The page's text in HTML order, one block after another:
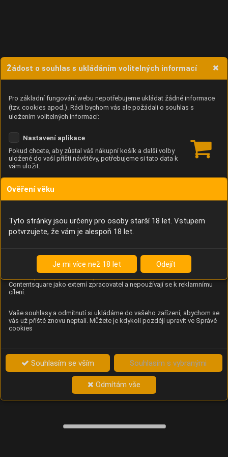
Žádost o souhlas s ukládáním volitelných informací
Pro základní fungování webu nepotřebujeme ukládat žádné informace
(tzv. cookies apod.). Rádi bychom vás ale požádali o souhlas s
uložením volitelných informací:
Nastavení aplikace
Pokud chcete, aby zůstal váš nákupní košík a další volby
uložené do vaší příští návštěvy, potřebujeme si tato data k
vám uložit.
Anonymní unikátní ID
Díky němu příště poznáme, že se jedná o stejné zařízení, a
Identifikátor je zcela anonymní.
Analýza chování návštěvníků na webu (pohyb kurzoru,
kliknutí, procházení stránek a heatmapy), která
provozovateli e-shopu Betelné škopek pomáhá zlepšovat
Contentsquare jako externí zpracovatel a nepoužívají se k reklamnímu
cílení.
Vaše souhlasy a odmítnutí si ukládáme do vašeho zařízení, abychom se
vás už příště znovu neptali. Můžete je kdykoli později upravit ve Správě
cookies
Souhlasím se vším Souhlasím s vybranými
Odmítám vše
Ověření věku
Tyto stránky jsou určeny pro osoby starší 18 let. Vstupem
potvrzujete, že vám je alespoň 18 let.
Je mi více než 18 let Odejít